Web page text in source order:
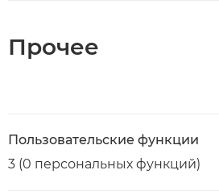
Прочее
Пользовательские функции
3 (0 персональных функций)